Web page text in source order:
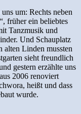
um: Rechts neben
früher ein beliebtes
Tanzmusik und
Und Schauplatz
alten Linden mussten
sieht freundlich
gestern erzählte uns
2006 renoviert
heißt und dass
wurde.